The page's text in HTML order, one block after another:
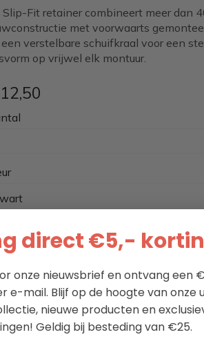
Slip-Fit retainer combineert meer dan
met voorwaarts
verstelbare schuifkraal voor een
op vrijwel elk montuur.
,50
BEL VOOR
binnen 2 werkdagen
collectie maritieme kleding
direct €5,-
onze nieuwsbrief en ontvang een
e-mail. Blijf op de hoogte van onze
nieuwe producten en
Geldig bij besteding van €25.